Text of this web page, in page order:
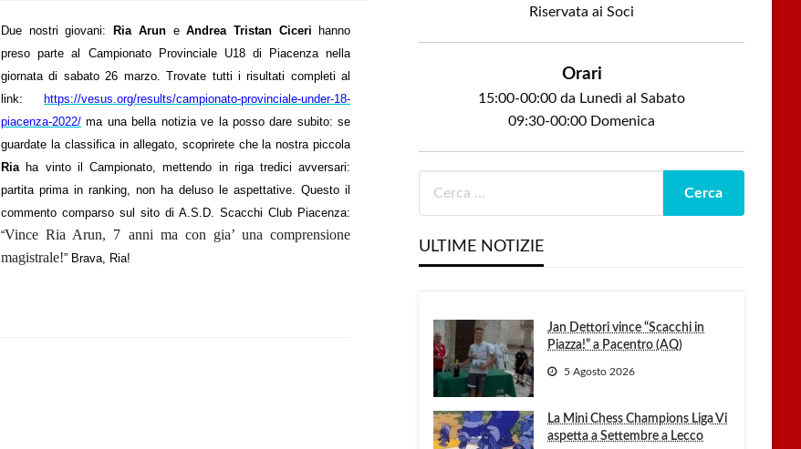
Due nostri giovani: Ria AruneAndrea Tristan Ciceri hanno
preso parte al Campionato Provinciale U18 di Piacenza nella
giornata di sabato 26 marzo. Trovate tutti i risultati completi al
link:
https://vesus.org/results/campionato-provinciale-under-18-
piacenza-2022/ ma una bella notizia ve la posso dare subito: se
guardate la classifica in allegato, scoprirete che la nostra piccola
Riaha vinto il Campionato, mettendo in riga tredici avversari:
partita prima in ranking, non ha deluso le aspettative. Questo il
commento comparso sul sito di A.S.D. Scacchi Club Piacenza:
“Vince Ria Arun, 7 anni ma con gia’ una comprensione
magistrale!” Brava, Ria!
Riservata ai Soci
Orari
15:00-00:00 da Lunedì al Sabato
09:30-00:00 Domenica
ULTIME NOTIZIE
Jan Dettori vince “Scacchi in
Piazza!” a Pacentro (AQ)
5 Agosto 2026
La Mini Chess Champions Liga Vi
aspetta a Settembre a Lecco